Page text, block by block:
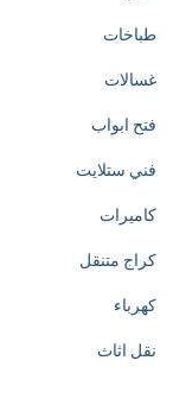
طباخات
غسالات
فتح ابواب
فني ستلايت
كاميرات
كراج متنقل
كهرباء
نقل اثاث